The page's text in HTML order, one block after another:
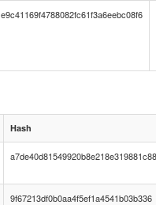
e9c41169f4788082fc61f3a6eebc08f6
Hash
9f67213df0b0aa4f5ef1a4541b03b336